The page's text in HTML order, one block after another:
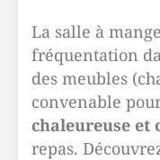
La salle à
fréquentation
des meubles
convenable
chaleureuse et
repas.